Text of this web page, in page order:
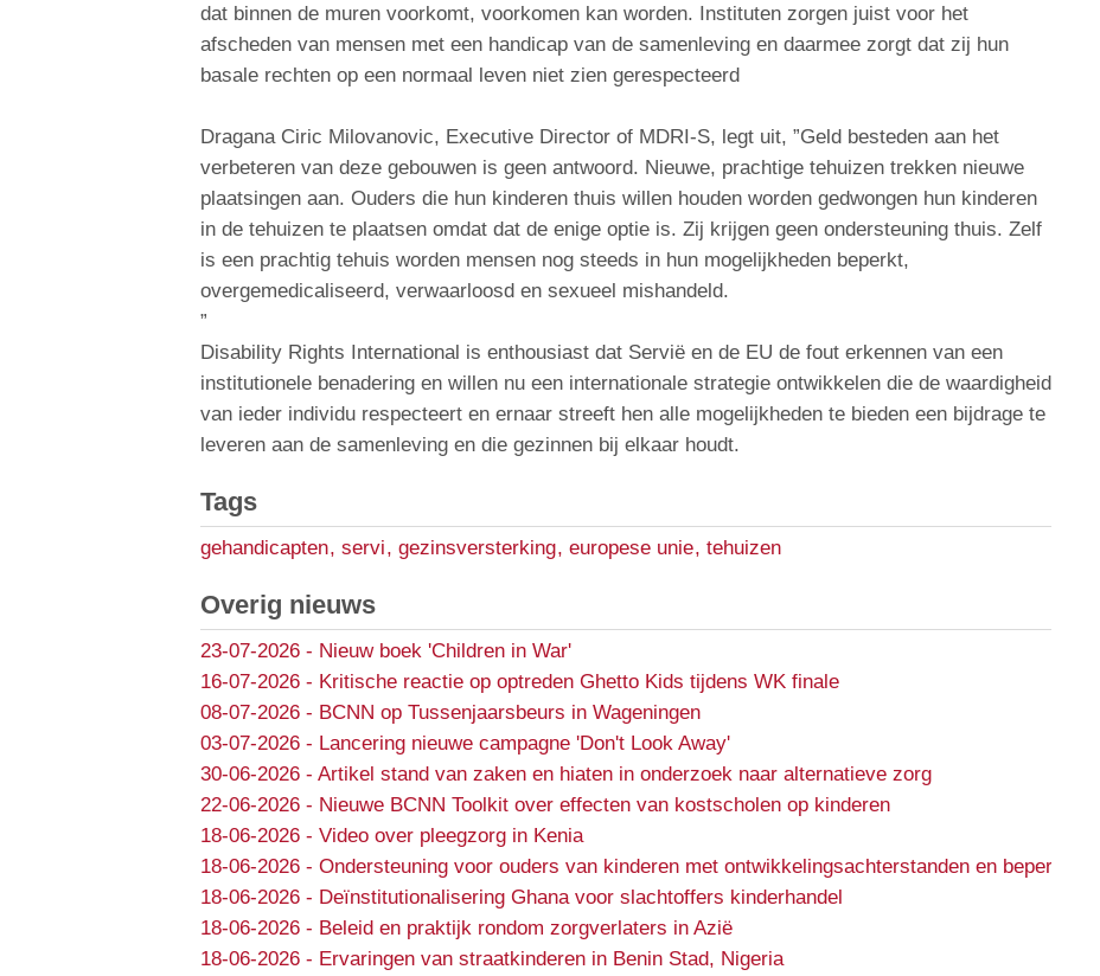
dat binnen de muren voorkomt, voorkomen kan worden. Instituten zorgen juist voor het
afscheden van mensen met een handicap van de samenleving en daarmee zorgt dat zij hun
basale rechten op een normaal leven niet zien gerespecteerd
Dragana Ciric Milovanovic, Executive Director of MDRI-S, legt uit, ”Geld besteden aan het
verbeteren van deze gebouwen is geen antwoord. Nieuwe, prachtige tehuizen trekken nieuwe
plaatsingen aan. Ouders die hun kinderen thuis willen houden worden gedwongen hun kinderen
in de tehuizen te plaatsen omdat dat de enige optie is. Zij krijgen geen ondersteuning thuis. Zelf
is een prachtig tehuis worden mensen nog steeds in hun mogelijkheden beperkt,
overgemedicaliseerd, verwaarloosd en sexueel mishandeld.
”
Disability Rights International is enthousiast dat Servië en de EU de fout erkennen van een
institutionele benadering en willen nu een internationale strategie ontwikkelen die de waardigheid
van ieder individu respecteert en ernaar streeft hen alle mogelijkheden te bieden een bijdrage te
leveren aan de samenleving en die gezinnen bij elkaar houdt.
Tags
gehandicapten, servi, gezinsversterking, europese unie, tehuizen
Overig nieuws
23-07-2026- Nieuw boek 'Children in War'
16-07-2026- Kritische reactie op optreden Ghetto Kids tijdens WK finale
08-07-2026- BCNN op Tussenjaarsbeurs in Wageningen
03-07-2026- Lancering nieuwe campagne 'Don't Look Away'
30-06-2026- Artikel stand van zaken en hiaten in onderzoek naar alternatieve zorg
22-06-2026- Nieuwe BCNN Toolkit over effecten van kostscholen op kinderen
18-06-2026- Video over pleegzorg in Kenia
18-06-2026- Ondersteuning voor ouders van kinderen met ontwikkelingsachterstanden en beperkingen
18-06-2026- Deïnstitutionalisering Ghana voor slachtoffers kinderhandel
18-06-2026- Beleid en praktijk rondom zorgverlaters in Azië
18-06-2026- Ervaringen van straatkinderen in Benin Stad, Nigeria